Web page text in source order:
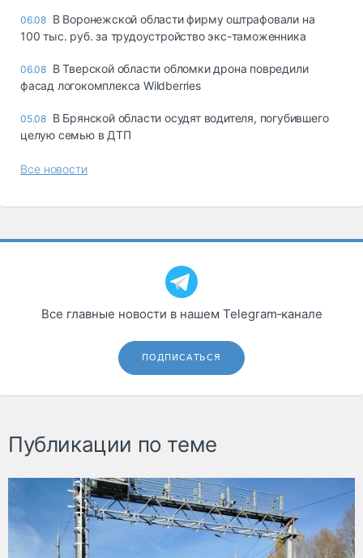
06.08 В Воронежской области фирму оштрафовали на
100 тыс. руб. за трудоустройство экс-таможенника
06.08 В Тверской области обломки дрона повредили
фасад логокомплекса Wildberries
05.08 В Брянской области осудят водителя, погубившего
целую семью в ДТП
Все новости
Все главные новости в нашем Telegram‑канале
ПОДПИСАТЬСЯ
Публикации по теме